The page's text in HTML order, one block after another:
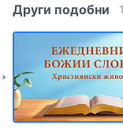
Други подобни